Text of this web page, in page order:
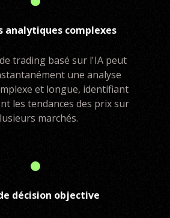
analytiques complexes
trading basé sur l'IA peut
une analyse
et longue, identifiant
les tendances des prix sur
marchés.
décision objective